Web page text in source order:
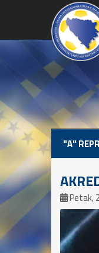
"A"
Petak,